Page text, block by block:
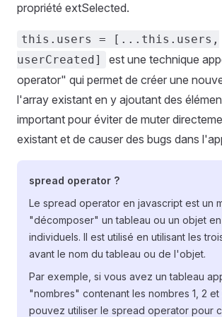
propriété extSelected.
this.users = [...this.users,
userCreated]
est une technique
operator" qui permet de créer une
l'array existant en y ajoutant des
important pour éviter de muter
existant et de causer des bugs dans
spread operator ?
Le spread operator en javascript est un
"décomposer" un tableau ou un objet
individuels. Il est utilisé en utilisant les
avant le nom du tableau ou de l'objet.
Par exemple, si vous avez un tableau
"nombres" contenant les nombres 1, 2 et
pouvez utiliser le spread operator pour